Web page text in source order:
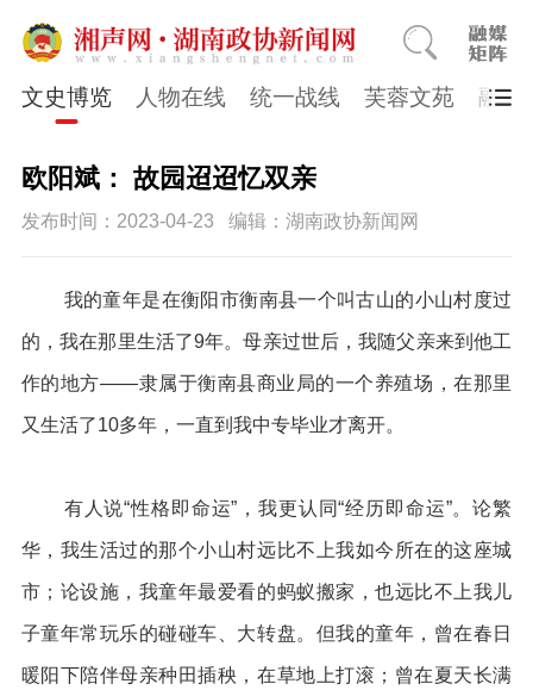
文史博览 人物在线 统一战线 芙蓉文苑 融媒
欧阳斌： 故园迢迢忆双亲
发布时间：2023-04-23 编辑：湖南政协新闻网
我的童年是在衡阳市衡南县一个叫古山的小山村度过
的，我在那里生活了9年。母亲过世后，我随父亲来到他工
作的地方——隶属于衡南县商业局的一个养殖场，在那里
又生活了10多年，一直到我中专毕业才离开。
有人说“性格即命运”，我更认同“经历即命运”。论繁
华，我生活过的那个小山村远比不上我如今所在的这座城
市；论设施，我童年最爱看的蚂蚁搬家，也远比不上我儿
子童年常玩乐的碰碰车、大转盘。但我的童年，曾在春日
暖阳下陪伴母亲种田插秧，在草地上打滚；曾在夏天长满